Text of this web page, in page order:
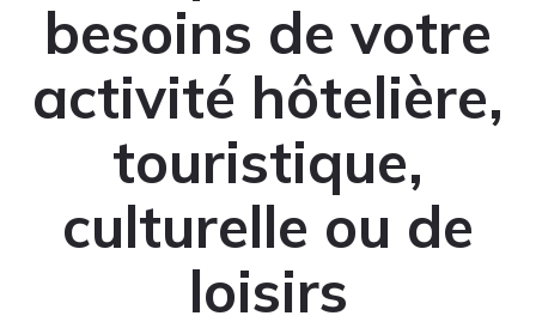
besoins de votre
activité hôtelière,
touristique,
culturelle ou de
loisirs